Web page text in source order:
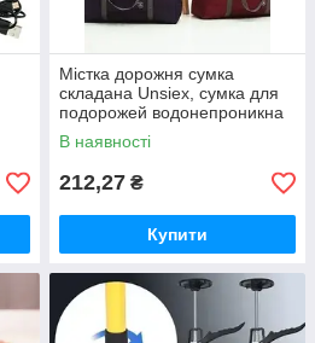
Містка дорожня сумка
складана Unsiex, сумка для
подорожей водонепроникна
на замку
В наявності
212,27 ₴
Купити